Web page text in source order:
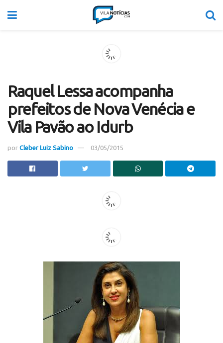
Raquel Lessa acompanha
prefeitos de Nova Venécia e
Vila Pavão ao Idurb
por Cleber Luiz Sabino 03/05/2015